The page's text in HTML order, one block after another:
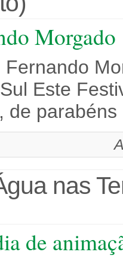
Morgado
Fernando
Este
de
nas
de